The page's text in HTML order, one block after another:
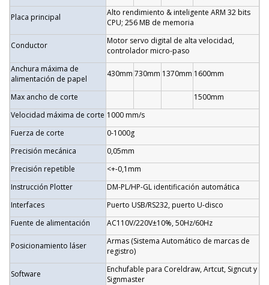
Placa principal
Alto rendimiento & inteligente ARM 32 bits
CPU; 256 MB de memoria
Conductor
Motor servo digital de alta velocidad,
controlador micro-paso
Anchura máxima de
alimentación de papel
430mm 730mm 1370mm 1600mm
Max ancho de corte
1500mm
Velocidad máxima de corte 1000 mm/s
Fuerza de corte
0-1000g
Precisión mecánica
0,05mm
Precisión repetible
<+-0,1mm
Instrucción Plotter
DM-PL/HP-GL identificación automática
Interfaces
Puerto USB/RS232, puerto U-disco
Fuente de alimentación
AC110V/220V±10%, 50Hz/60Hz
Posicionamiento láser
Armas (Sistema Automático de marcas de
registro)
Software
Enchufable para Coreldraw, Artcut, Signcut y
Signmaster